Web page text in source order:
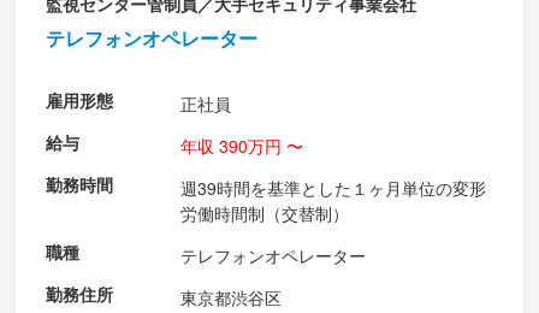
テレフォンオペレーター
雇用形態
正社員
給与
年収 390万円 〜
勤務時間
週39時間を基準とした１ヶ月単位の変形
労働時間制（交替制）
職種
テレフォンオペレーター
勤務住所
東京都渋谷区